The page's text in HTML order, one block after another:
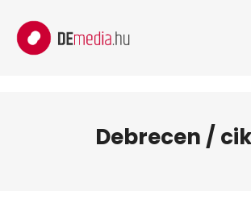
Debrecen /